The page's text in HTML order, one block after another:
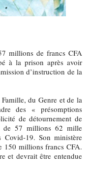
millions de francs CFA
à la prison après avoir
d’instruction de la
du Genre et de la
des « présomptions
de détournement de
de 57 millions 62 mille
Covid-19. Son ministère
150 millions francs CFA.
et devrait être entendue